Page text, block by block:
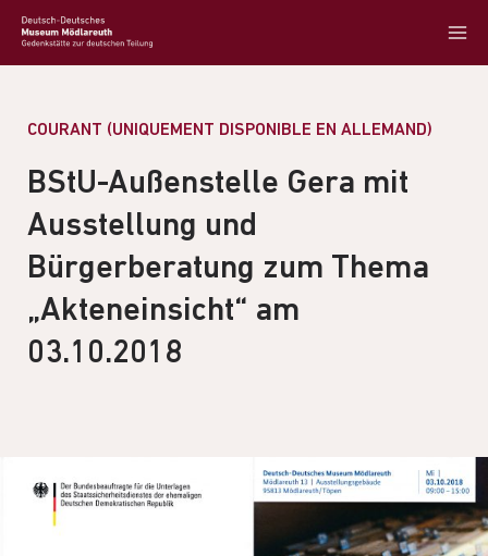
COURANT (UNIQUEMENT DISPONIBLE EN ALLEMAND)
BStU-Außenstelle Gera mit
Ausstellung und
Bürgerberatung zum Thema
„Akteneinsicht“ am
03.10.2018